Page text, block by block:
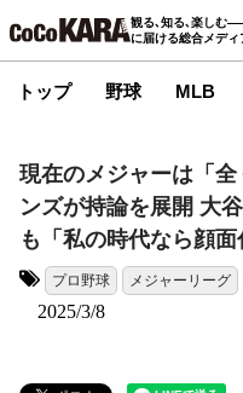
観る､知る､楽しむ
に届ける総合メディ
トップ 野球 MLB
現在のメジャーは「
ンズが持論を展開 大
も「私の時代なら顔面
プロ野球 メジャーリーグ
2025/3/8